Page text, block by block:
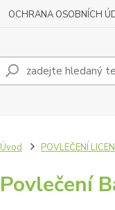
OCHRANA OSOBNÍCH
Úvod POVLEČENÍ
Povlečení